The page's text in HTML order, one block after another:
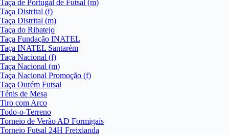
Taça de Portugal de Futsal (m)
Taça Distrital (f)
Taça Distrital (m)
Taça do Ribatejo
Taça Fundação INATEL
Taça INATEL Santarém
Taça Nacional (f)
Taça Nacional (m)
Taça Nacional Promoção (f)
Taça Ourém Futsal
Ténis de Mesa
Tiro com Arco
Todo-o-Terreno
Torneio de Verão AD Formigais
Torneio Futsal 24H Freixianda